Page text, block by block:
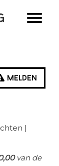
Melden
|
van de